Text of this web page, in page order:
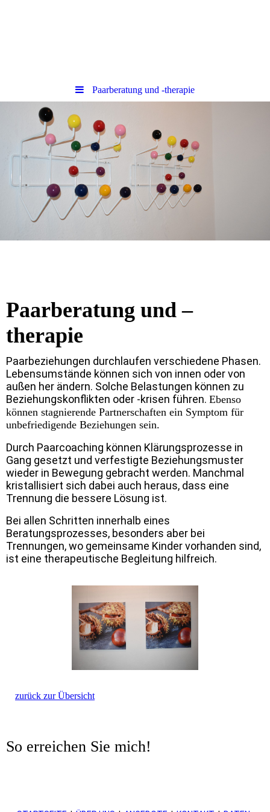
Paarberatung und -therapie
Paarberatung und –
therapie
Paarbeziehungen durchlaufen verschiedene Phasen.
Lebensumstände können sich von innen oder von
außen her ändern. Solche Belastungen können zu
Beziehungskonflikten oder -krisen führen. Ebenso
können stagnierende Partnerschaften ein Symptom für
unbefriedigende Beziehungen sein.
Durch Paarcoaching können Klärungsprozesse in
Gang gesetzt und verfestigte Beziehungsmuster
wieder in Bewegung gebracht werden. Manchmal
kristallisiert sich dabei auch heraus, dass eine
Trennung die bessere Lösung ist.
Bei allen Schritten innerhalb eines
Beratungsprozesses, besonders aber bei
Trennungen, wo gemeinsame Kinder vorhanden sind,
ist eine therapeutische Begleitung hilfreich.
zurück zur Übersicht
So erreichen Sie mich!